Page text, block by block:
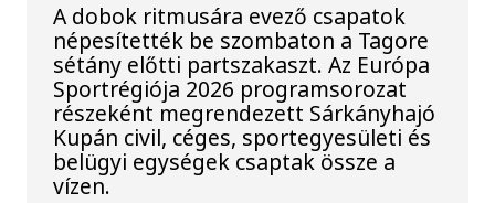
A dobok ritmusára evező csapatok
népesítették be szombaton a Tagore
sétány előtti partszakaszt. Az Európa
Sportrégiója 2026 programsorozat
részeként megrendezett Sárkányhajó
Kupán civil, céges, sportegyesületi és
belügyi egységek csaptak össze a
vízen.